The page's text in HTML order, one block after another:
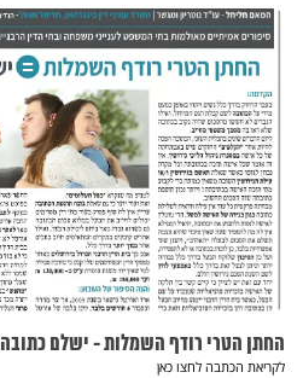
החתן הטרי רודף השמלות - ישלם כתובה
לקריאת הכתבה לחצו כאן